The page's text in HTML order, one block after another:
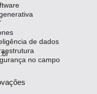
de dados
no campo